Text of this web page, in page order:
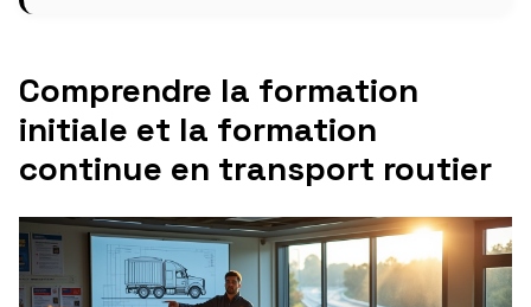
Comprendre la formation
initiale et la formation
continue en transport routier